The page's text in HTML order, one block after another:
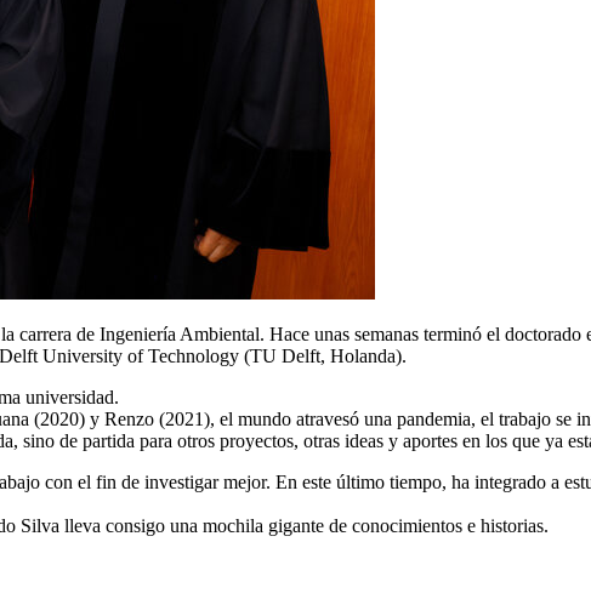
de Ingeniería Ambiental. Hace unas semanas terminó el
University of Technology (TU Delft, Holanda).
universidad.
(2020) y Renzo (2021), el mundo atravesó una pandemia, el trabajo se
de partida para otros proyectos, otras ideas y aportes en los que ya
con el fin de investigar mejor. En este último tiempo, ha integrado a
Silva lleva consigo una mochila gigante de conocimientos e historias.